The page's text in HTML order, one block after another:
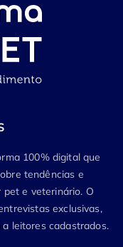
100% digital que
tendências e
e veterinário. O
exclusivas,
leitores cadastrados.